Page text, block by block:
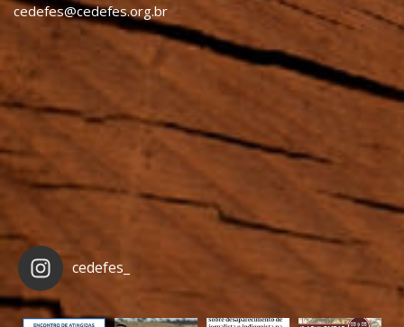
cedefes@cedefes.org.br
cedefes_